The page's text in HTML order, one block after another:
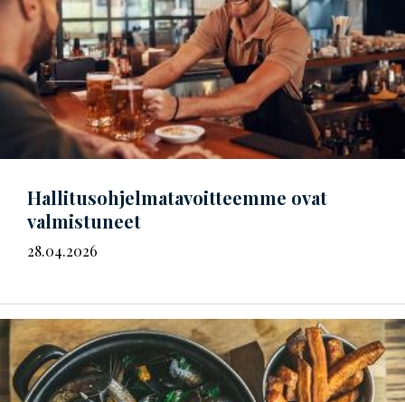
Hal­li­tus­oh­jel­ma­ta­voit­teem­me ovat
valmistuneet
28.04.2026